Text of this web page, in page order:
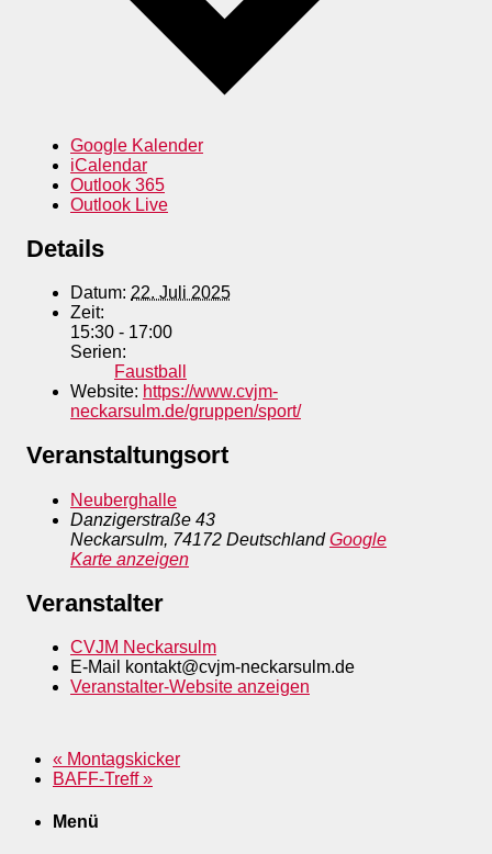
Google Kalender
iCalendar
Outlook 365
Outlook Live
Details
Datum: 22. Juli 2025
Zeit:
15:30 - 17:00
Serien:
Faustball
Website: https://www.cvjm-
neckarsulm.de/gruppen/sport/
Veranstaltungsort
Neuberghalle
Danzigerstraße 43
Neckarsulm, 74172 Deutschland Google
Karte anzeigen
Veranstalter
CVJM Neckarsulm
E-Mail
kontakt@cvjm-neckarsulm.de
Veranstalter-Website anzeigen
« Montagskicker
BAFF-Treff»
Menü